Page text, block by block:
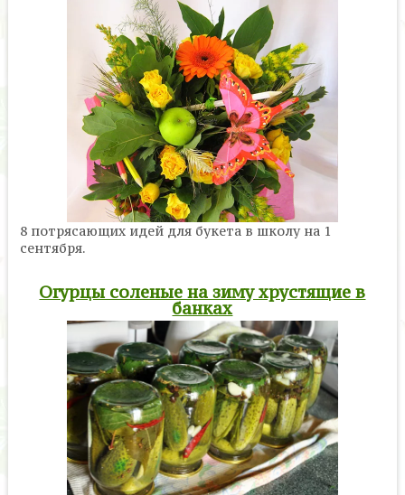
8 потрясающих идей для букета в школу на 1
сентября.
Огурцы соленые на зиму хрустящие в
банках